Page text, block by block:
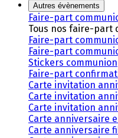
Autres évènements
Faire-part
Tous nos faire-part
Faire-part
Faire-part
Stickers communion
Faire-part
Carte invitation
Carte invitation
Carte invitation
Carte anniversaire
Carte anniversaire